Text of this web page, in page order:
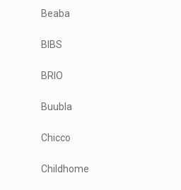
Beaba
BIBS
BRIO
Buubla
Chicco
Childhome